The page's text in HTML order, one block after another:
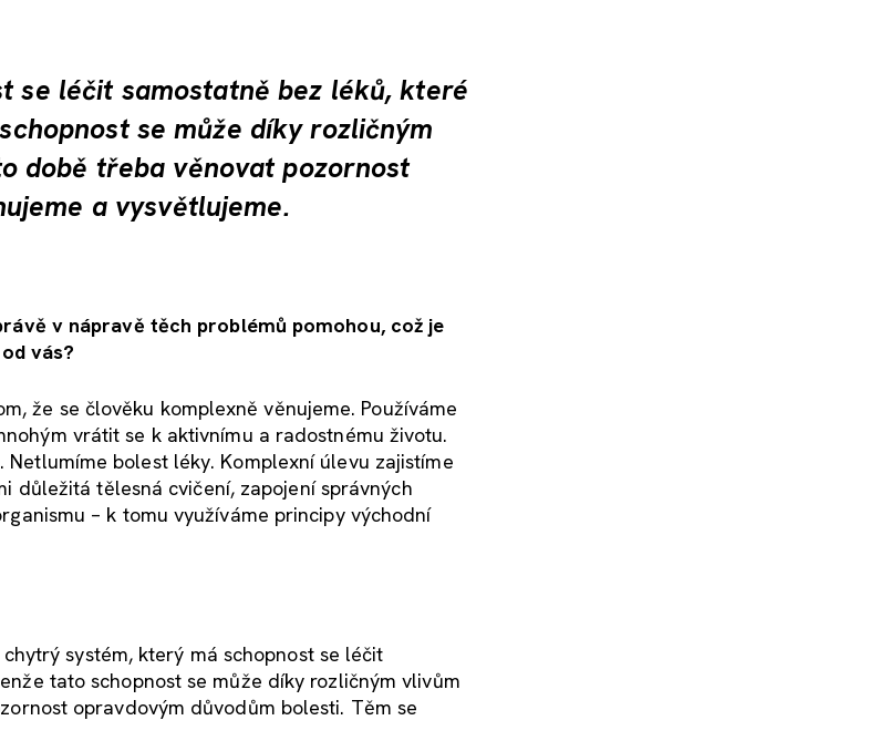
se léčit samostatně bez léků, které
se může díky rozličným
době třeba věnovat pozornost
a vysvětlujeme.
v nápravě těch problémů pomohou, což je
vás?
že se člověku komplexně věnujeme. Používáme
vrátit se k aktivnímu a radostnému životu.
bolest léky. Komplexní úlevu zajistíme
důležitá tělesná cvičení, zapojení správných
– k tomu využíváme principy východní
systém, který má schopnost se léčit
tato schopnost se může díky rozličným vlivům
opravdovým důvodům bolesti. Těm se